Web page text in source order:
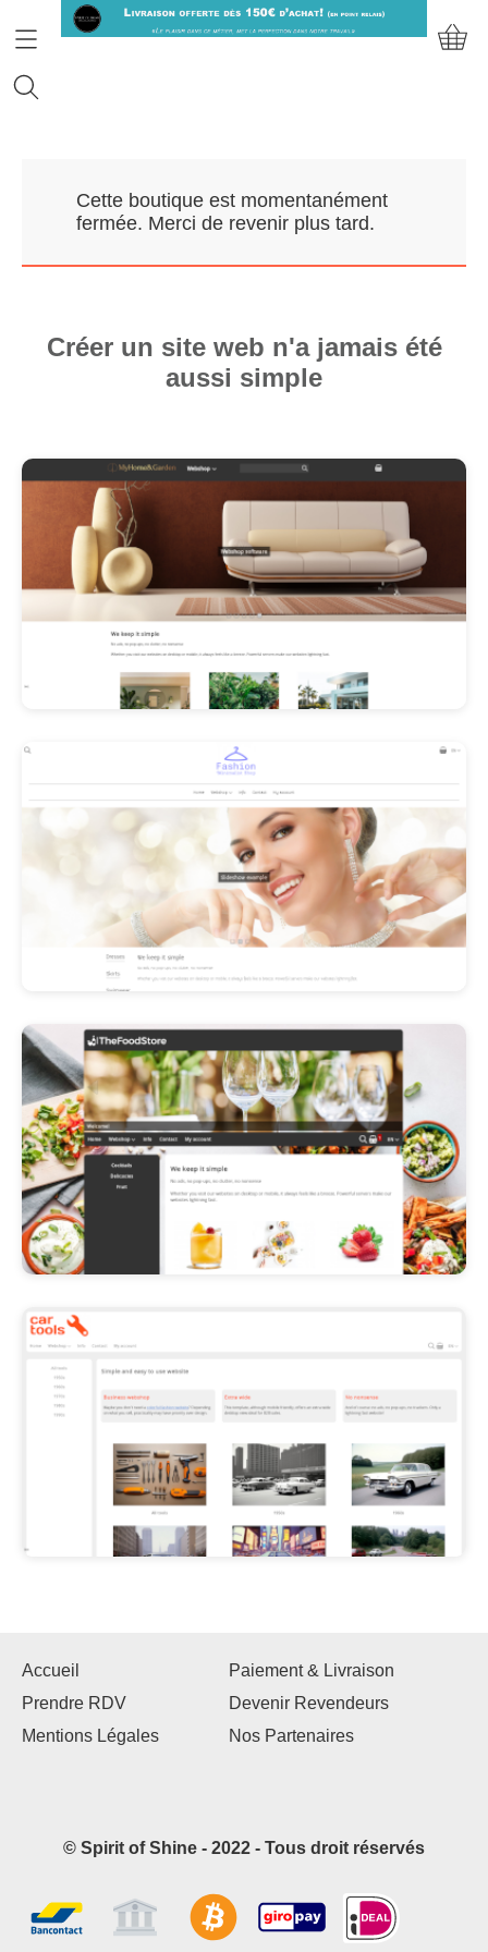
Prendre RDV
Nos Marques
Contact
E-Boutique
Les Promos!
Polishangel Belgium
Cette boutique est momentanément
fermée. Merci de revenir plus tard.
Créer un site web n'a jamais été
aussi simple
Accueil
Paiement & Livraison
Prendre RDV
Devenir Revendeurs
Mentions Légales
Nos Partenaires
© Spirit of Shine - 2022 - Tous droit réservés